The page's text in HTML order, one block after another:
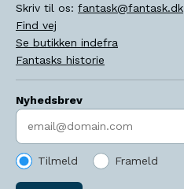
Skriv til os: fantask@fantask.dk
Find vej
Se butikken indefra
Fantasks historie
Nyhedsbrev
Indtast søgeord
Tilmeld Frameld